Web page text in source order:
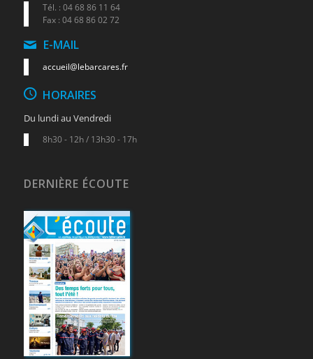
Tél. : 04 68 86 11 64
Fax : 04 68 86 02 72
E-MAIL
accueil@lebarcares.fr
HORAIRES
Du lundi au Vendredi
8h30 - 12h / 13h30 - 17h
DERNIÈRE ÉCOUTE